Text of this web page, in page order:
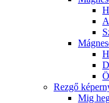
Rezgő
Mig